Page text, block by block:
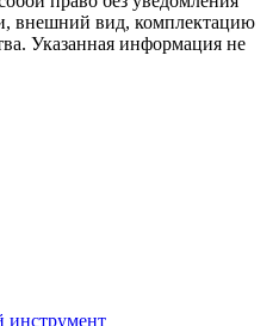
внешний вид, комплектацию
Указанная информация не
инструмент